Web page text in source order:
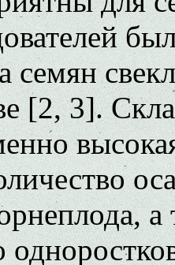
семян
[2, 3].